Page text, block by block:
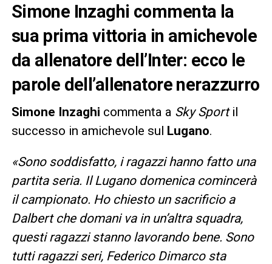
Simone Inzaghi commenta la
sua prima vittoria in amichevole
da allenatore dell’Inter: ecco le
parole dell’allenatore nerazzurro
Simone Inzaghi commenta a Sky Sportil
successo in amichevole sul Lugano.
«Sono soddisfatto, i ragazzi hanno fatto una
partita seria. Il Lugano domenica comincerà
il campionato. Ho chiesto un sacrificio a
Dalbert che domani va in un’altra squadra,
questi ragazzi stanno lavorando bene. Sono
tutti ragazzi seri, Federico Dimarco sta